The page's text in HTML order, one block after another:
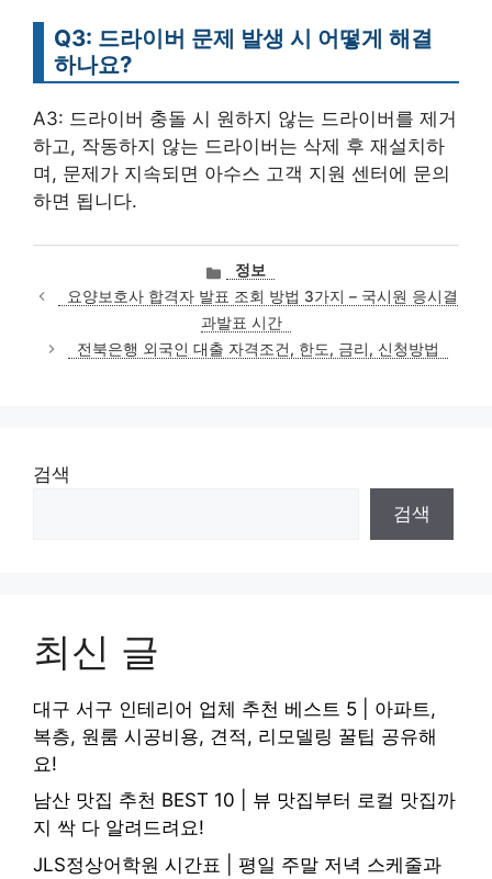
Q3: 드라이버 문제 발생 시 어떻게 해결
하나요?
A3: 드라이버 충돌 시 원하지 않는 드라이버를 제거
하고, 작동하지 않는 드라이버는 삭제 후 재설치하
며, 문제가 지속되면 아수스 고객 지원 센터에 문의
하면 됩니다.
카
테
고
리
정보
요양보호사 합격자 발표 조회 방법 3가지 – 국시원 응시결
과발표 시간
전북은행 외국인 대출 자격조건, 한도, 금리, 신청방법
검색
검색
최신 글
대구 서구 인테리어 업체 추천 베스트 5 | 아파트,
복층, 원룸 시공비용, 견적, 리모델링 꿀팁 공유해
요!
남산 맛집 추천 BEST 10 | 뷰 맛집부터 로컬 맛집까
지 싹 다 알려드려요!
JLS정상어학원 시간표 | 평일 주말 저녁 스케줄과